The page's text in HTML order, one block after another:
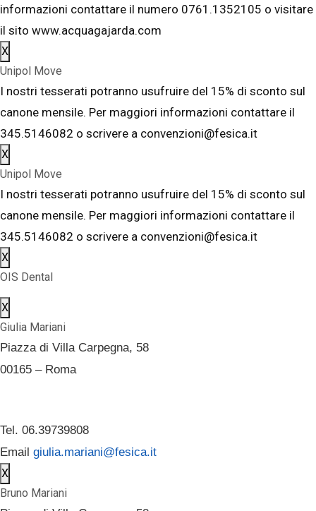
informazioni contattare il numero 0761.1352105 o visitare
il sito www.acquagajarda.com
X
Unipol Move
I nostri tesserati potranno usufruire del 15% di sconto sul
canone mensile. Per maggiori informazioni contattare il
345.5146082 o scrivere a convenzioni@fesica.it
X
Unipol Move
I nostri tesserati potranno usufruire del 15% di sconto sul
canone mensile. Per maggiori informazioni contattare il
345.5146082 o scrivere a convenzioni@fesica.it
X
OIS Dental
X
Giulia Mariani
Piazza di Villa Carpegna, 58
00165 – Roma
Tel. 06.39739808
Email giulia.mariani@fesica.it
X
Bruno Mariani